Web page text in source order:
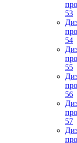
53
54
55
56
57